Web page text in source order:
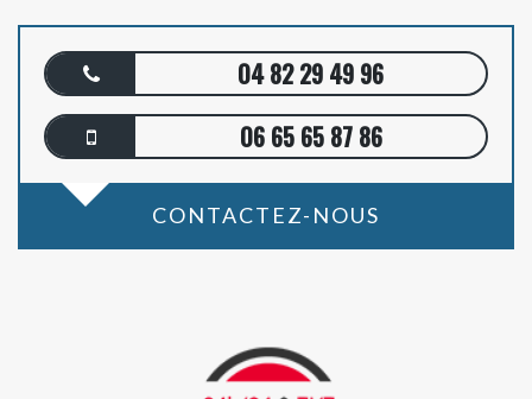
04 82 29 49 96
06 65 65 87 86
CONTACTEZ-NOUS